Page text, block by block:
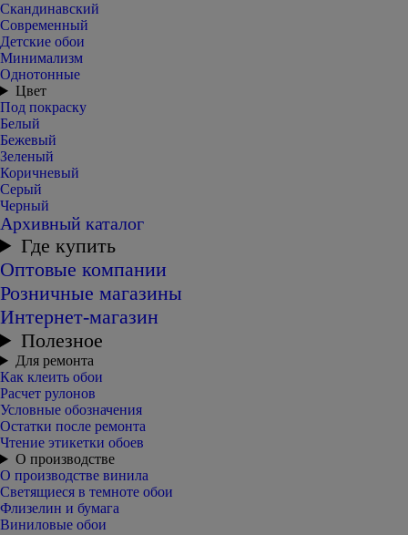
Скандинавский
Современный
Детские обои
Минимализм
Однотонные
Цвет
Под покраску
Белый
Бежевый
Зеленый
Коричневый
Серый
Черный
Архивный каталог
Где купить
Оптовые компании
Розничные магазины
Интернет-магазин
Полезное
Для ремонта
Как клеить обои
Расчет рулонов
Условные обозначения
Остатки после ремонта
Чтение этикетки обоев
О производстве
О производстве винила
Светящиеся в темноте обои
Флизелин и бумага
Виниловые обои